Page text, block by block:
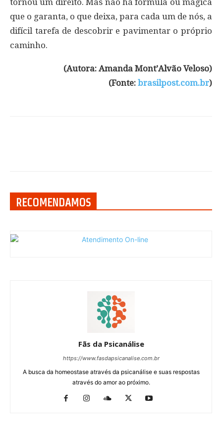
que o garanta, o que deixa, para cada um de nós, a
difícil tarefa de descobrir e pavimentar o próprio
caminho.
(Autora: Amanda Mont’Alvão Veloso)
(Fonte: brasilpost.com.br)
RECOMENDAMOS
Fãs da Psicanálise
https://www.fasdapsicanalise.com.br
A busca da homeostase através da psicanálise e suas respostas
através do amor ao próximo.